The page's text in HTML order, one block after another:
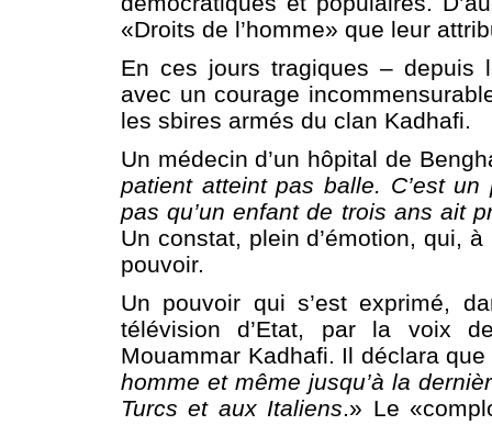
«Droits de l’homme» que leur
En ces jours tragiques – depuis
avec un courage
les sbires armés du clan Kadhafi.
Un médecin d’un hôpital de
patient atteint pas balle. C’est
pas qu’un enfant de trois ans ait
Un constat, plein d’émotion, qui,
pouvoir.
Un pouvoir qui s’est exprimé,
télévision d’Etat, par la voix
Mouammar Kadhafi. Il déclara
homme et même jusqu’à la
Turcs et aux Italiens.» Le